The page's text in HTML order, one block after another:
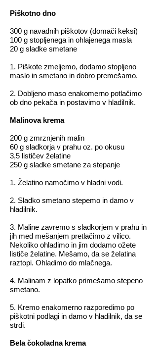
Piškotno dno
300 g navadnih piškotov (domači keksi)
100 g stopljenega in ohlajenega masla
20 g sladke smetane
1. Piškote zmeljemo, dodamo stopljeno
maslo in smetano in dobro premešamo.
2. Dobljeno maso enakomerno potlačimo
ob dno pekača in postavimo v hladilnik.
Malinova krema
200 g zmrznjenih malin
60 g sladkorja v prahu oz. po okusu
3,5 lističev želatine
250 g sladke smetane za stepanje
1. Želatino namočimo v hladni vodi.
2. Sladko smetano stepemo in damo v
hladilnik.
3. Maline zavremo s sladkorjem v prahu in
jih med mešanjem pretlačimo z vilico.
Nekoliko ohladimo in jim dodamo ožete
lističe želatine. Mešamo, da se želatina
raztopi. Ohladimo do mlačnega.
4. Malinam z lopatko primešamo stepeno
smetano.
5. Kremo enakomerno razporedimo po
piškotni podlagi in damo v hladilnik, da se
strdi.
Bela čokoladna krema